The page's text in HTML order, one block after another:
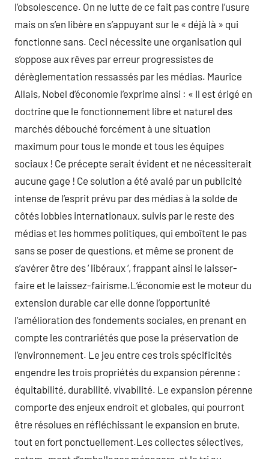
l’obsolescence. On ne lutte de ce fait pas contre l’usure
mais on s’en libère en s’appuyant sur le « déjà là » qui
fonctionne sans. Ceci nécessite une organisation qui
s’oppose aux rêves par erreur progressistes de
dérèglementation ressassés par les médias. Maurice
Allais, Nobel d’économie l’exprime ainsi : « Il est érigé en
doctrine que le fonctionnement libre et naturel des
marchés débouché forcément à une situation
maximum pour tous le monde et tous les équipes
sociaux ! Ce précepte serait évident et ne nécessiterait
aucune gage ! Ce solution a été avalé par un publicité
intense de l’esprit prévu par des médias à la solde de
côtés lobbies internationaux, suivis par le reste des
médias et les hommes politiques, qui emboîtent le pas
sans se poser de questions, et même se pronent de
s’avérer être des ‘ libéraux ‘, frappant ainsi le laisser-
faire et le laissez-fairisme.L’économie est le moteur du
extension durable car elle donne l’opportunité
l’amélioration des fondements sociales, en prenant en
compte les contrariétés que pose la préservation de
l’environnement. Le jeu entre ces trois spécificités
engendre les trois propriétés du expansion pérenne :
équitabilité, durabilité, vivabilité. Le expansion pérenne
comporte des enjeux endroit et globales, qui pourront
être résolues en réfléchissant le expansion en brute,
tout en fort ponctuellement.Les collectes sélectives,